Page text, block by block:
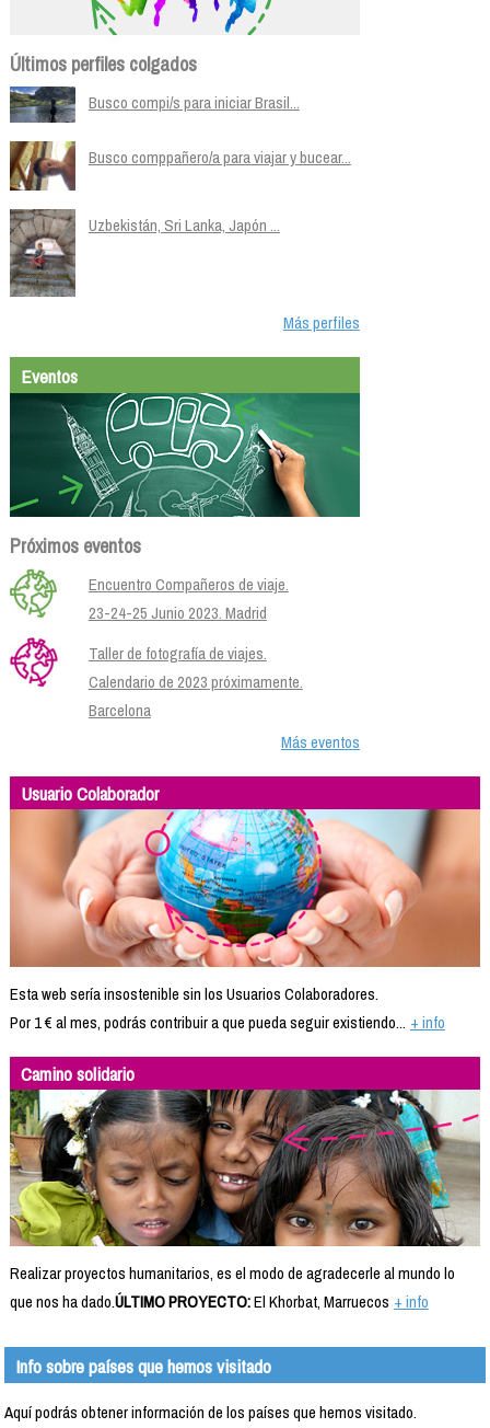
Últimos perfiles colgados
Busco compi/s para iniciar Brasil...
Busco comppañero/a para viajar y bucear...
Uzbekistán, Sri Lanka, Japón ...
Más perfiles
Eventos
Próximos eventos
Encuentro Compañeros de viaje.
23-24-25 Junio 2023. Madrid
Taller de fotografía de viajes.
Calendario de 2023 próximamente.
Barcelona
Más eventos
Usuario Colaborador
Esta web sería insostenible sin los Usuarios Colaboradores.
Por 1 € al mes, podrás contribuir a que pueda seguir existiendo... + info
Camino solidario
Realizar proyectos humanitarios, es el modo de agradecerle al mundo lo
que nos ha dado.ÚLTIMO PROYECTO:El Khorbat, Marruecos + info
Info sobre países que hemos visitado
Aquí podrás obtener información de los países que hemos visitado.